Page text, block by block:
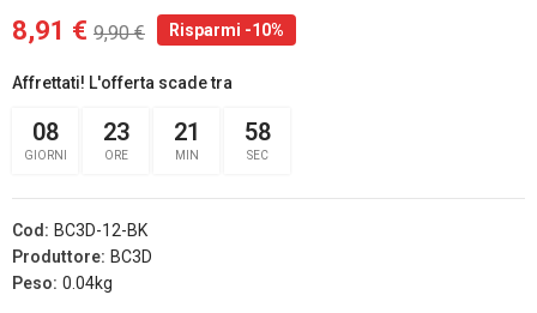
8,91 € 9,90 € Risparmi -10%
Affrettati! L'offerta scade tra
08
GIORNI
23
ORE
21
MIN
57
SEC
Cod: BC3D-12-BK
Produttore: BC3D
Peso: 0.04kg